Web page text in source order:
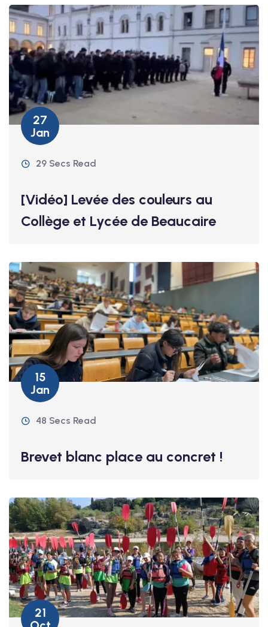
27
Jan
29 Secs Read
[Vidéo] Levée des couleurs au
Collège et Lycée de Beaucaire
15
Jan
48 Secs Read
Brevet blanc place au concret !
21